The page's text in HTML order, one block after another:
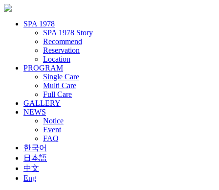
SPA 1978
SPA 1978 Story
Recommend
Reservation
Location
PROGRAM
Single Care
Multi Care
Full Care
GALLERY
NEWS
Notice
Event
FAQ
한국어
日本語
中文
Eng